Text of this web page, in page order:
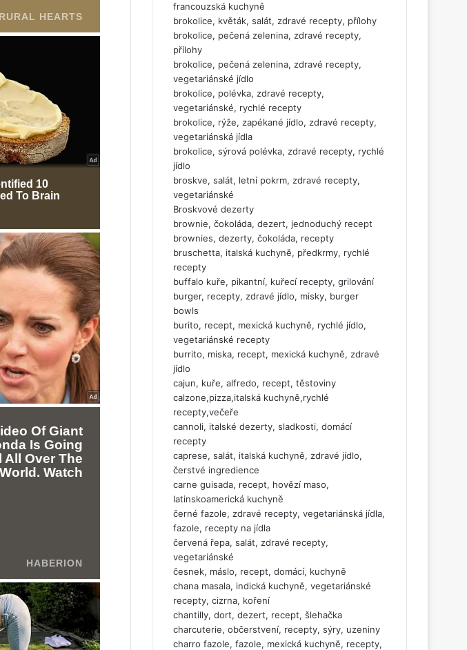
francouzská kuchyně
brokolice, květák, salát, zdravé recepty, přílohy
brokolice, pečená zelenina, zdravé recepty,
přílohy
brokolice, pečená zelenina, zdravé recepty,
vegetariánské jídlo
brokolice, polévka, zdravé recepty,
vegetariánské, rychlé recepty
brokolice, rýže, zapékané jídlo, zdravé recepty,
vegetariánská jídla
brokolice, sýrová polévka, zdravé recepty, rychlé
jídlo
broskve, salát, letní pokrm, zdravé recepty,
vegetariánské
Broskvové dezerty
brownie, čokoláda, dezert, jednoduchý recept
brownies, dezerty, čokoláda, recepty
bruschetta, italská kuchyně, předkrmy, rychlé
recepty
buffalo kuře, pikantní, kuřecí recepty, grilování
burger, recepty, zdravé jídlo, misky, burger
bowls
burito, recept, mexická kuchyně, rychlé jídlo,
vegetariánské recepty
burrito, miska, recept, mexická kuchyně, zdravé
jídlo
cajun, kuře, alfredo, recept, těstoviny
calzone,pizza,italská kuchyně,rychlé
recepty,večeře
cannoli, italské dezerty, sladkosti, domácí
recepty
caprese, salát, italská kuchyně, zdravé jídlo,
čerstvé ingredience
carne guisada, recept, hovězí maso,
latinskoamerická kuchyně
černé fazole, zdravé recepty, vegetariánská jídla,
fazole, recepty na jídla
červená řepa, salát, zdravé recepty,
vegetariánské
česnek, máslo, recept, domácí, kuchyně
chana masala, indická kuchyně, vegetariánské
recepty, cizrna, koření
chantilly, dort, dezert, recept, šlehačka
charcuterie, občerstvení, recepty, sýry, uzeniny
charro fazole, fazole, mexická kuchyně, recepty,